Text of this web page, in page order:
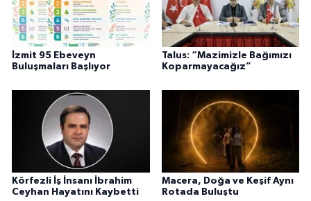
İzmit 95 Ebeveyn
Buluşmaları Başlıyor
Talus: “Mazimizle Bağımızı
Koparmayacağız”
Körfezli İş İnsanı İbrahim
Ceyhan Hayatını Kaybetti
Macera, Doğa ve Keşif Aynı
Rotada Buluştu